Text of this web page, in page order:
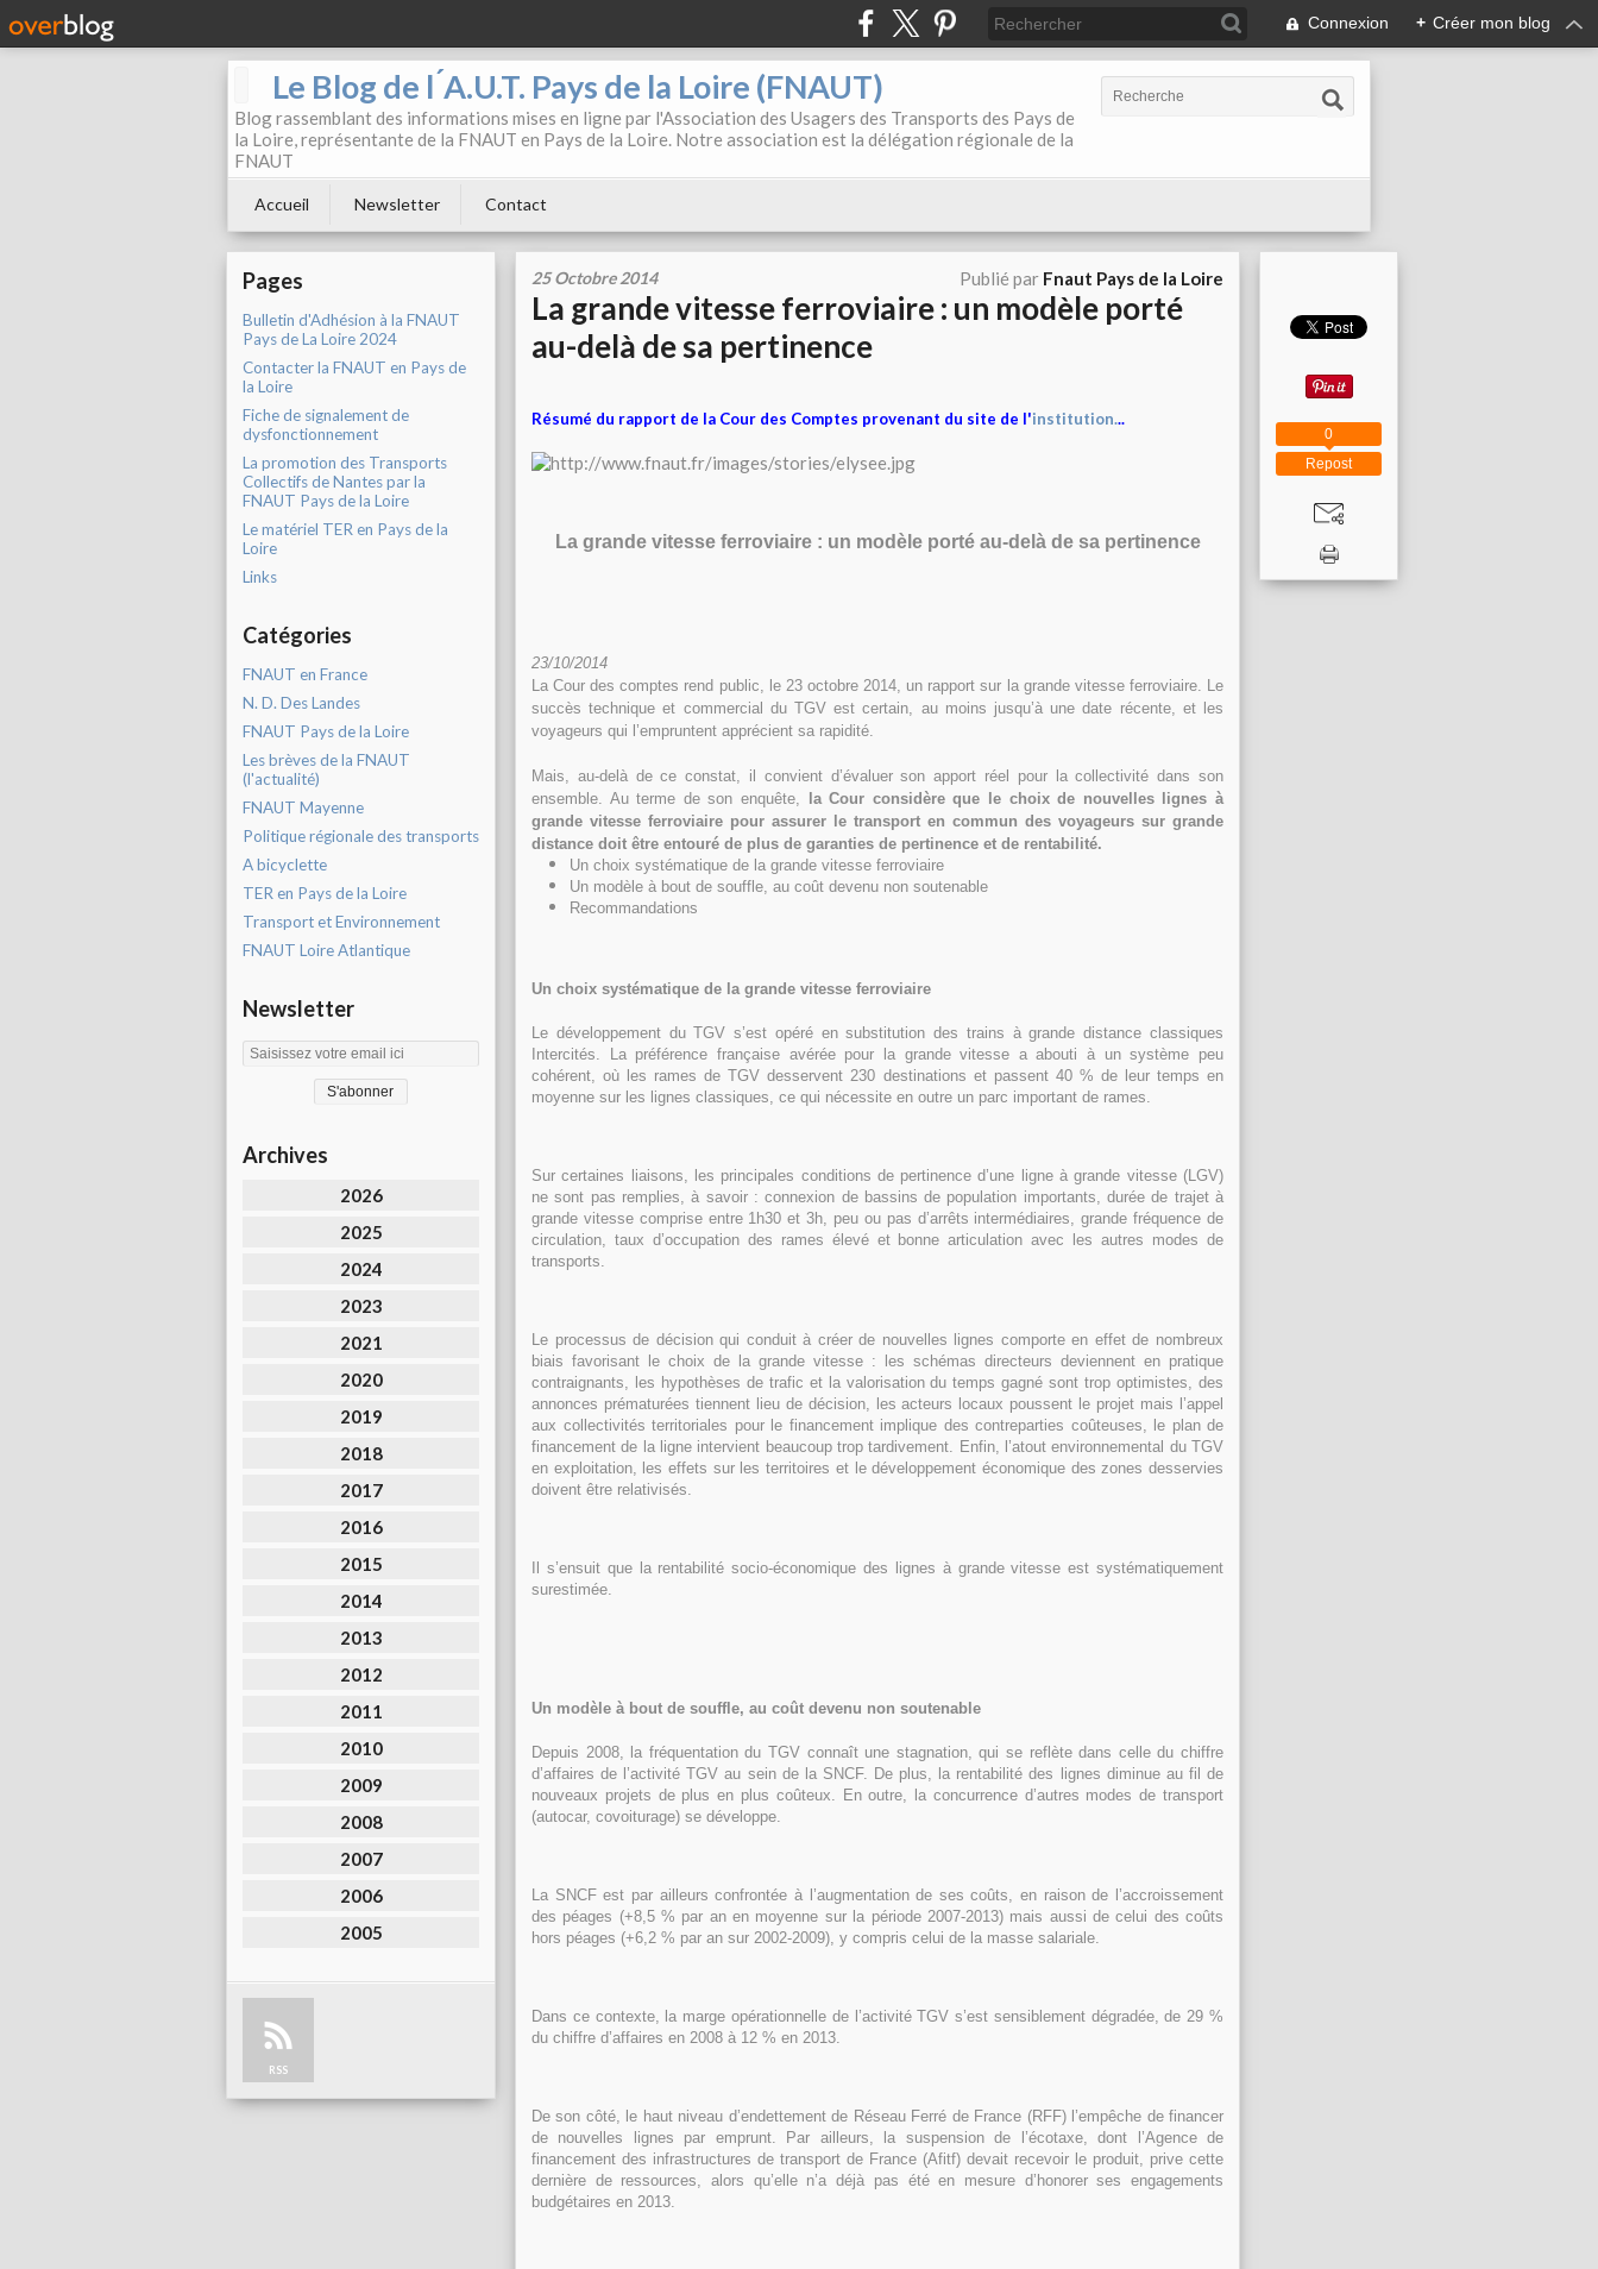
Connexion + Créer mon blog
Le Blog de l ́A.U.T. Pays de la Loire (FNAUT)
Blog rassemblant des informations mises en ligne par l'Association des Usagers des Transports des Pays de
la Loire, représentante de la FNAUT en Pays de la Loire. Notre association est la délégation régionale de la
FNAUT
Accueil Newsletter Contact
Pages
Bulletin d'Adhésion à la FNAUT
Pays de La Loire 2024
Contacter la FNAUT en Pays de
la Loire
Fiche de signalement de
dysfonctionnement
La promotion des Transports
Collectifs de Nantes par la
FNAUT Pays de la Loire
Le matériel TER en Pays de la
Loire
Links
Catégories
FNAUT en France
N. D. Des Landes
FNAUT Pays de la Loire
Les brèves de la FNAUT
(l'actualité)
FNAUT Mayenne
Politique régionale des transports
A bicyclette
TER en Pays de la Loire
Transport et Environnement
FNAUT Loire Atlantique
Newsletter
Archives
2026
2025
2024
2023
2021
2020
2019
2018
2017
2016
2015
2014
2013
2012
2011
2010
2009
2008
2007
2006
2005
RSS
25 Octobre 2014 Publié par Fnaut Pays de la Loire
La grande vitesse ferroviaire : un modèle porté
au-delà de sa pertinence
Résumé du rapport de la Cour des Comptes provenant du site de l'institution...
La grande vitesse ferroviaire : un modèle porté au-delà de sa pertinence
23/10/2014
La Cour des comptes rend public, le 23 octobre 2014, un rapport sur la grande vitesse ferroviaire. Le
succès technique et commercial du TGV est certain, au moins jusqu’à une date récente, et les
voyageurs qui l’empruntent apprécient sa rapidité.
Mais, au-delà de ce constat, il convient d’évaluer son apport réel pour la collectivité dans son
ensemble. Au terme de son enquête,
la Cour considère que le choix de nouvelles lignes à
grande vitesse ferroviaire pour assurer le transport en commun des voyageurs sur grande
distance doit être entouré de plus de garanties de pertinence et de rentabilité.
Un choix systématique de la grande vitesse ferroviaire
Un modèle à bout de souffle, au coût devenu non soutenable
Recommandations
Un choix systématique de la grande vitesse ferroviaire
Le développement du TGV s’est opéré en substitution des trains à grande distance classiques
Intercités. La préférence française avérée pour la grande vitesse a abouti à un système peu
cohérent, où les rames de TGV desservent 230 destinations et passent 40 % de leur temps en
moyenne sur les lignes classiques, ce qui nécessite en outre un parc important de rames.
Sur certaines liaisons, les principales conditions de pertinence d’une ligne à grande vitesse (LGV)
ne sont pas remplies, à savoir : connexion de bassins de population importants, durée de trajet à
grande vitesse comprise entre 1h30 et 3h, peu ou pas d’arrêts intermédiaires, grande fréquence de
circulation, taux d’occupation des rames élevé et bonne articulation avec les autres modes de
transports.
Le processus de décision qui conduit à créer de nouvelles lignes comporte en effet de nombreux
biais favorisant le choix de la grande vitesse : les schémas directeurs deviennent en pratique
contraignants, les hypothèses de trafic et la valorisation du temps gagné sont trop optimistes, des
annonces prématurées tiennent lieu de décision, les acteurs locaux poussent le projet mais l’appel
aux collectivités territoriales pour le financement implique des contreparties coûteuses, le plan de
financement de la ligne intervient beaucoup trop tardivement. Enfin, l’atout environnemental du TGV
en exploitation, les effets sur les territoires et le développement économique des zones desservies
doivent être relativisés.
Il s’ensuit que la rentabilité socio-économique des lignes à grande vitesse est systématiquement
surestimée.
Un modèle à bout de souffle, au coût devenu non soutenable
Depuis 2008, la fréquentation du TGV connaît une stagnation, qui se reflète dans celle du chiffre
d’affaires de l’activité TGV au sein de la SNCF. De plus, la rentabilité des lignes diminue au fil de
nouveaux projets de plus en plus coûteux. En outre, la concurrence d’autres modes de transport
(autocar, covoiturage) se développe.
La SNCF est par ailleurs confrontée à l’augmentation de ses coûts, en raison de l’accroissement
des péages (+8,5 % par an en moyenne sur la période 2007-2013) mais aussi de celui des coûts
hors péages (+6,2 % par an sur 2002-2009), y compris celui de la masse salariale.
Dans ce contexte, la marge opérationnelle de l’activité TGV s’est sensiblement dégradée, de 29 %
du chiffre d’affaires en 2008 à 12 % en 2013.
De son côté, le haut niveau d’endettement de Réseau Ferré de France (RFF) l’empêche de financer
de nouvelles lignes par emprunt. Par ailleurs, la suspension de l’écotaxe, dont l’Agence de
financement des infrastructures de transport de France (Afitf) devait recevoir le produit, prive cette
dernière de ressources, alors qu’elle n’a déjà pas été en mesure d’honorer ses engagements
budgétaires en 2013.
Repost
0